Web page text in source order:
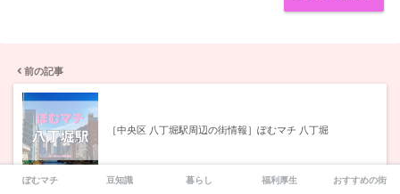
前の記事
［中央区 八丁堀駅周辺の街情報］ぽむマチ 八丁堀
ぽむマチ 豆知識 暮らし 福利厚生 おすすめの街